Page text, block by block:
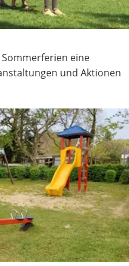
Sommerferien eine
und Aktionen